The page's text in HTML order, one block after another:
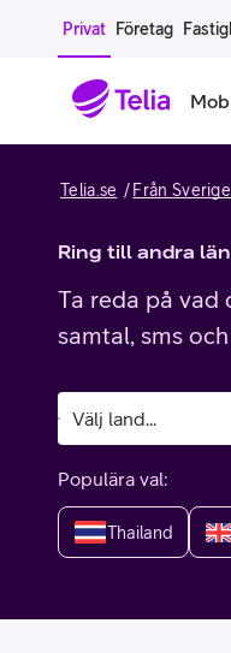
Gå till sidans innehåll
Privat Företag
Mobiltelefoner
iPhone
Samsung Galaxy
Alla mobiltelefoner
Begagnade
Billiga
Telia.se Från
Ring till andra
Ta reda på vad
samtal, sms
Populära val:
Thailand